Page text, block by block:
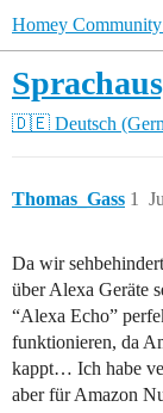
Homey
🇩🇪 Deutsch
Thomas_Gass 1
Da wir
über Alexa Geräte
“Alexa Echo”
funktionieren, da
kappt… Ich habe
aber für Amazon